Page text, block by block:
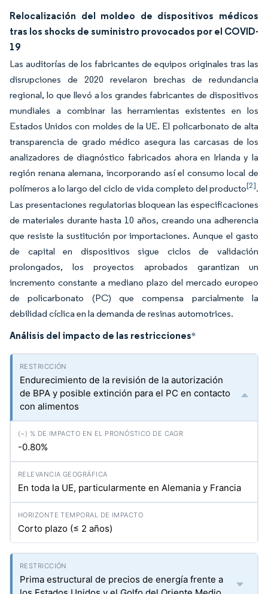
Relocalización del moldeo de dispositivos médicos
tras los shocks de suministro provocados por el COVID-
19
Las auditorías de los fabricantes de equipos originales tras las
disrupciones de 2020 revelaron brechas de redundancia
regional, lo que llevó a los grandes fabricantes de dispositivos
mundiales a combinar las herramientas existentes en los
Estados Unidos con moldes de la UE. El policarbonato de alta
transparencia de grado médico asegura las carcasas de los
analizadores de diagnóstico fabricados ahora en Irlanda y la
región renana alemana, incorporando así el consumo local de
polímeros a lo largo del ciclo de vida completo del producto[2].
Las presentaciones regulatorias bloquean las especificaciones
de materiales durante hasta 10 años, creando una adherencia
que resiste la sustitución por importaciones. Aunque el gasto
de capital en dispositivos sigue ciclos de validación
prolongados, los proyectos aprobados garantizan un
incremento constante a mediano plazo del mercado europeo
de policarbonato (PC) que compensa parcialmente la
debilidad cíclica en la demanda de resinas automotrices.
Análisis del impacto de las restricciones*
Endurecimiento de la revisión de la autorización
de BPA y posible extinción para el PC en contacto
con alimentos
-0.80%
En toda la UE, particularmente en Alemania y Francia
Corto plazo (≤ 2 años)
Prima estructural de precios de energía frente a